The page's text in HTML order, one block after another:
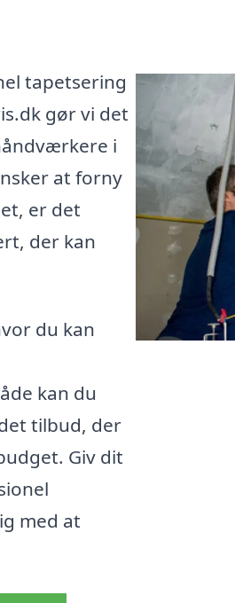
tapetsering
gør vi det
i
at forny
er det
der kan
du kan
kan du
tilbud, der
Giv dit
med at